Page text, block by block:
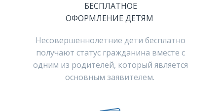
БЕСПЛАТНОЕ
ОФОРМЛЕНИЕ ДЕТЯМ
Несовершеннолетние дети бесплатно
получают статус гражданина вместе с
одним из родителей, который является
основным заявителем.